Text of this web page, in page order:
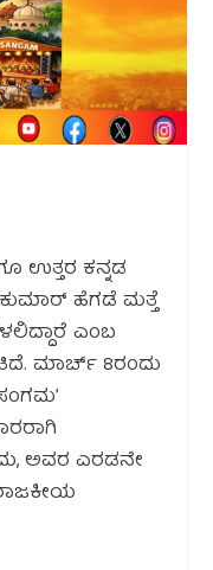
ಉತ್ತರ ಕನ್ನಡ
ಹೆಗಡೆ ಮತ್ತೆ
ಎಂಬ
ಮಾರ್ಚ್ 8ರಂದು
ಅವರ ಎರಡನೇ